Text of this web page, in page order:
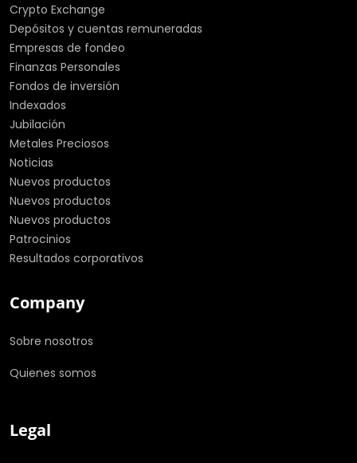
Crypto Exchange
Depósitos y cuentas remuneradas
Empresas de fondeo
Finanzas Personales
Fondos de inversión
Indexados
Jubilación
Metales Preciosos
Noticias
Nuevos productos
Nuevos productos
Nuevos productos
Patrocinios
Resultados corporativos
Company
Sobre nosotros
Quienes somos
Legal